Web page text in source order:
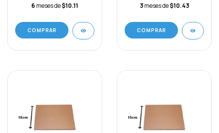
6 meses de$10.11 3 meses de$10.43